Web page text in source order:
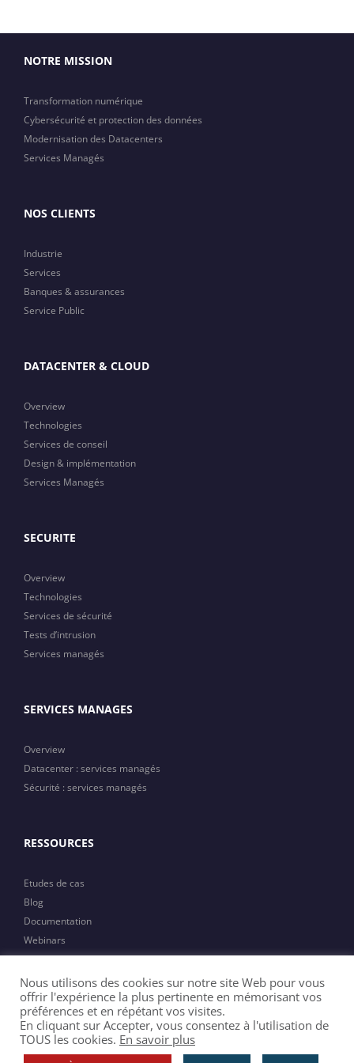
NOTRE MISSION
Transformation numérique
Cybersécurité et protection des données
Modernisation des Datacenters
Services Managés
NOS CLIENTS
Industrie
Services
Banques & assurances
Service Public
DATACENTER & CLOUD
Overview
Technologies
Services de conseil
Design & implémentation
Services Managés
SECURITE
Overview
Technologies
Services de sécurité
Tests d’intrusion
Services managés
SERVICES MANAGES
Overview
Datacenter : services managés
Sécurité : services managés
RESSOURCES
Etudes de cas
Blog
Documentation
Webinars
Actualités
Copyright 2023 MTI | All Rights Reserved
Nous utilisons des cookies sur notre site Web pour vous
offrir l'expérience la plus pertinente en mémorisant vos
préférences et en répétant vos visites.
En cliquant sur Accepter, vous consentez à l'utilisation de
TOUS les cookies. En savoir plus